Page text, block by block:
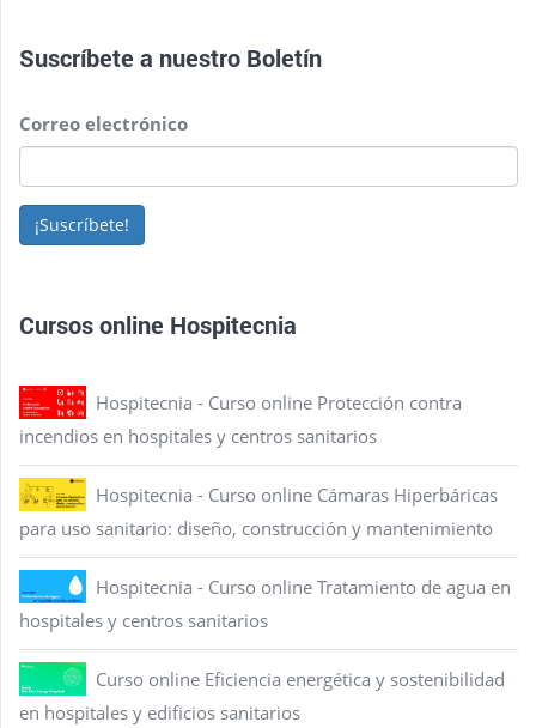
Suscríbete a nuestro Boletín
Correo electrónico
¡Suscríbete!
Cursos online Hospitecnia
Hospitecnia - Curso online Protección contra
incendios en hospitales y centros sanitarios
Hospitecnia - Curso online Cámaras Hiperbáricas
para uso sanitario: diseño, construcción y mantenimiento
Hospitecnia - Curso online Tratamiento de agua en
hospitales y centros sanitarios
Curso online Eficiencia energética y sostenibilidad
en hospitales y edificios sanitarios